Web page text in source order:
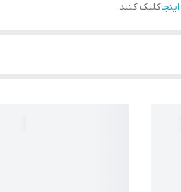
اینجاکلیک کنید.